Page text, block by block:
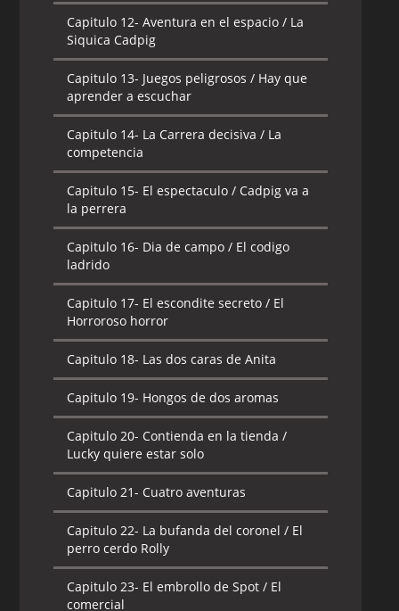
Capitulo 12- Aventura en el espacio / La
Siquica Cadpig
Capitulo 13- Juegos peligrosos / Hay que
aprender a escuchar
Capitulo 14- La Carrera decisiva / La
competencia
Capitulo 15- El espectaculo / Cadpig va a
la perrera
Capitulo 16- Dia de campo / El codigo
ladrido
Capitulo 17- El escondite secreto / El
Horroroso horror
Capitulo 18- Las dos caras de Anita
Capitulo 19- Hongos de dos aromas
Capitulo 20- Contienda en la tienda /
Lucky quiere estar solo
Capitulo 21- Cuatro aventuras
Capitulo 22- La bufanda del coronel / El
perro cerdo Rolly
Capitulo 23- El embrollo de Spot / El
comercial